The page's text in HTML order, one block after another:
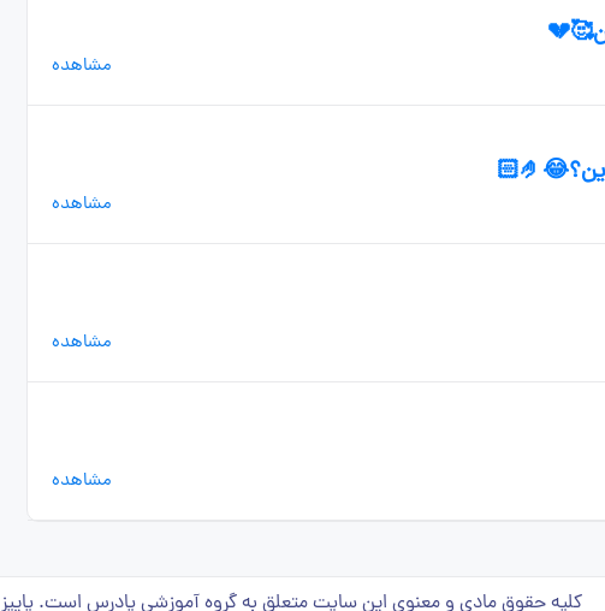
مشاهده
مشاهده
مشاهده
مشاهده
کلیه حقوق مادی و معنوی این سایت متعلق به گروه آموزشی پادرس است. پاییز 1401